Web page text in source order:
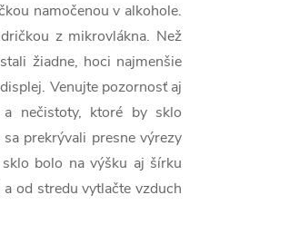
namočenou v alkohole.
z mikrovlákna. Než
žiadne, hoci najmenšie
Venujte pozornosť aj
nečistoty, ktoré by sklo
prekrývali presne výrezy
bolo na výšku aj šírku
od stredu vytlačte vzduch